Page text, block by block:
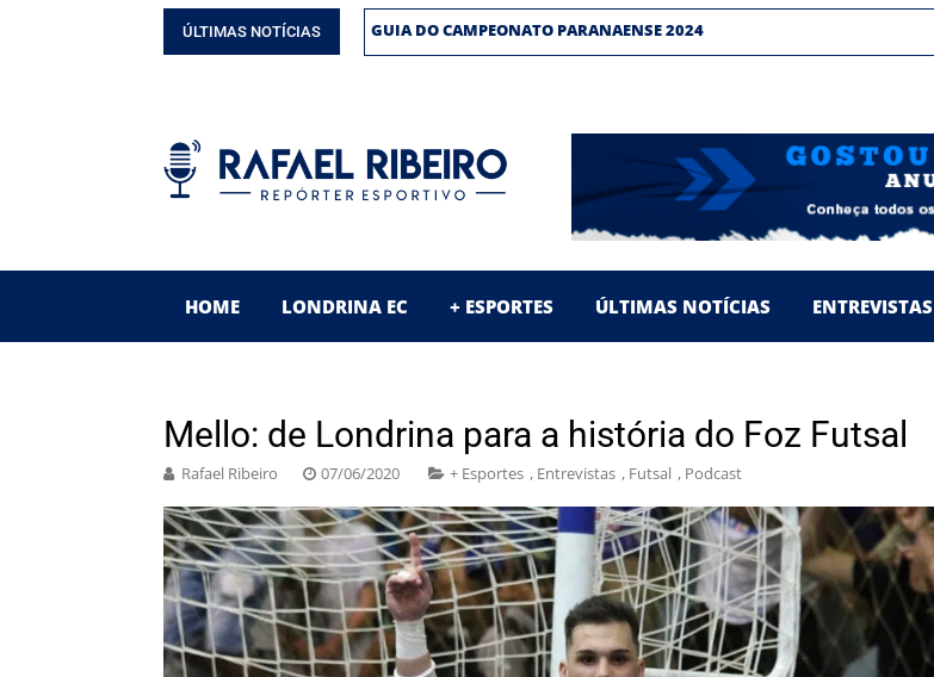
ÚLTIMAS NOTÍCIAS
SAIBA OS BASTIDORES EM BUSCA DE INVESTIDORES
ENTREVISTA! ‘BLITZ’ RELEMBRA PASSAGENS PELO LEC
GUIA DO CAMPEONATO PARANAENSE 2024
SAIBA OS BASTIDORES EM BUSCA DE INVESTIDORES
GUIA DO CAMPEONATO PARANAENSE 2023
HOME LONDRINA EC + ESPORTES ÚLTIMAS NOTÍCIAS ENTREVISTAS
Mello: de Londrina para a história do Foz Futsal
Rafael Ribeiro 07/06/2020 + Esportes , Entrevistas , Futsal , Podcast